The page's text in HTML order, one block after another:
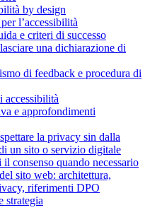
by design
l’accessibilità
e criteri di successo
una dichiarazione di
di feedback e procedura di
accessibilità
e approfondimenti
la privacy sin dalla
un sito o servizio digitale
consenso quando necessario
sito web: architettura,
riferimenti DPO
strategia